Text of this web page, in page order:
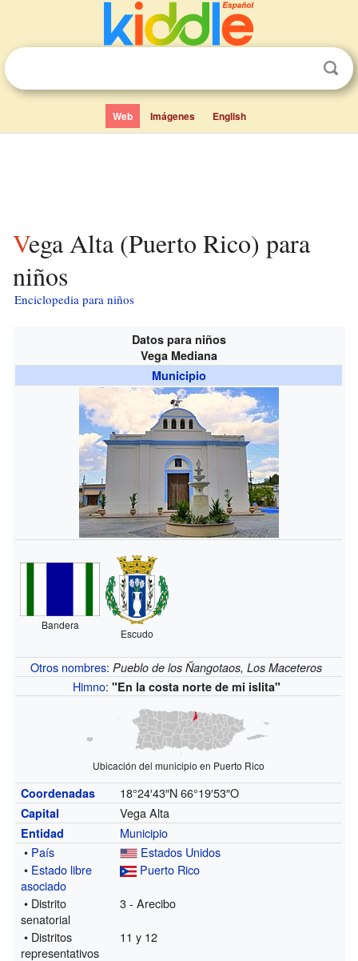
Web Imágenes English
Vega Alta (Puerto Rico) para
niños
Enciclopedia para niños
Datos para niños
Vega Mediana
Municipio
Bandera
Escudo
Otros nombres:Pueblo de los Ñangotaos, Los Maceteros
Himno: "En la costa norte de mi islita"
Ubicación del municipio en Puerto Rico
Coordenadas 18°24′43″N 66°19′53″O
Capital Vega Alta
Entidad
Municipio
• País
Estados Unidos
• Estado libre
asociado
Puerto Rico
• Distrito
senatorial
3 - Arecibo
• Distritos
representativos
11 y 12